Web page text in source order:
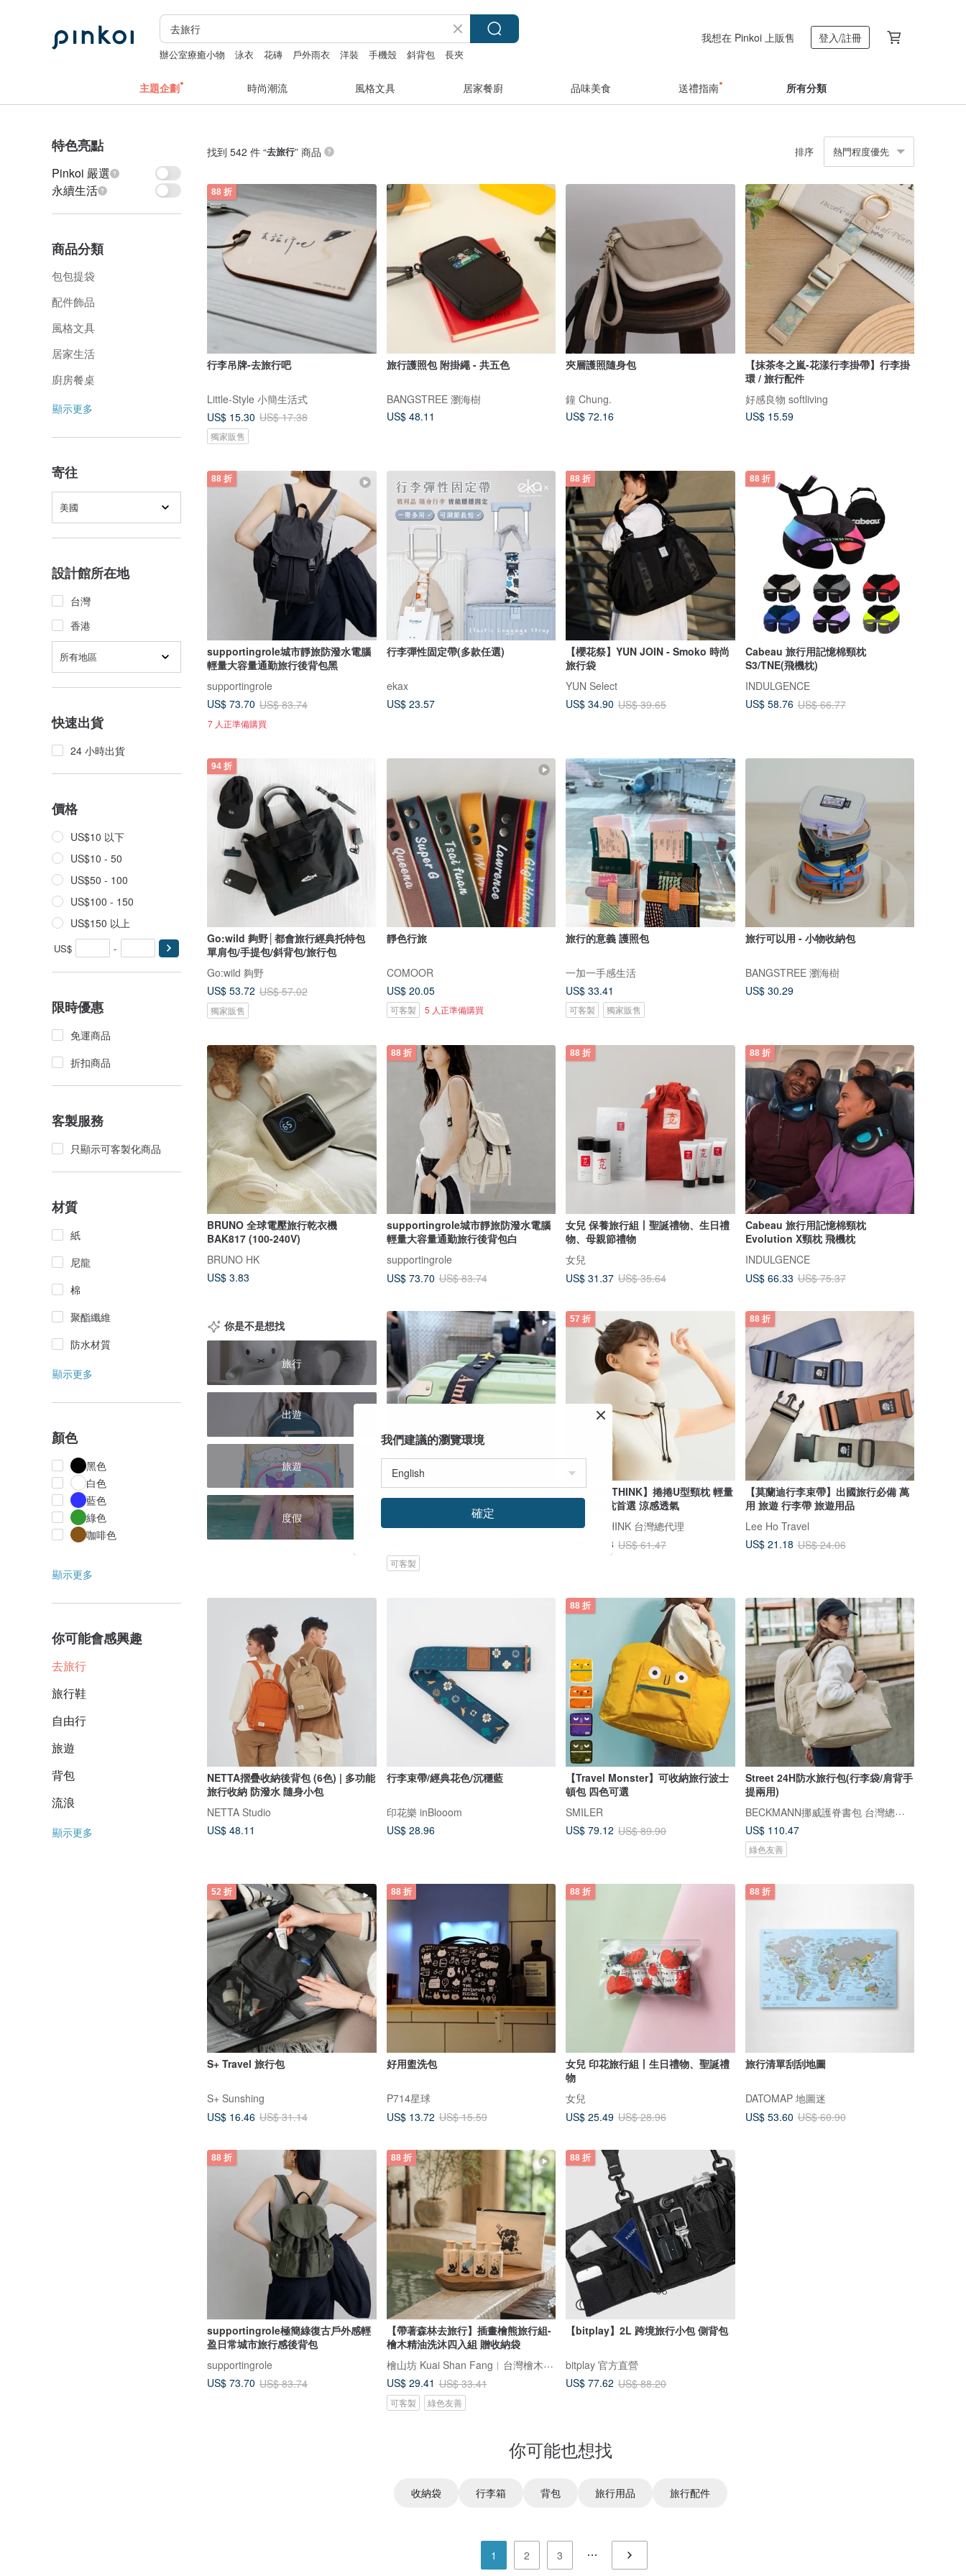
辦公室療癒小物 泳衣 花磚 戶外雨衣 洋裝 手機殼 斜背包 長夾
我想在 Pinkoi 上販售 登入/註冊
主題企劃 時尚潮流 風格文具 居家餐廚 品味美食 送禮指南 所有分類
特色亮點
Pinkoi 嚴選
永續生活
商品分類
包包提袋
配件飾品
風格文具
居家生活
廚房餐桌
顯示更多
寄往
美國
設計館所在地
台灣
香港
所有地區
快速出貨
24 小時出貨
價格
US$10 以下
US$10 - 50
US$50 - 100
US$100 - 150
US$150 以上
US$ -
限時優惠
免運商品
折扣商品
客製服務
只顯示可客製化商品
材質
紙
尼龍
棉
聚酯纖維
防水材質
顯示更多
顏色
黑色
白色
藍色
綠色
咖啡色
顯示更多
你可能會感興趣
去旅行
旅行鞋
自由行
旅遊
背包
流浪
顯示更多
找到 542 件 “去旅行” 商品 排序 熱門程度優先
88 折
行李吊牌-去旅行吧
Little-Style 小簡生活式
US$ 15.30 US$ 17.38
獨家販售
旅行護照包 附掛繩 - 共五色
BANGSTREE 瀏海樹
US$ 48.11
夾層護照隨身包
鐘 Chung.
US$ 72.16
【抹茶冬之嵐-花漾行李掛帶】行李掛
環 / 旅行配件
好感良物 softliving
US$ 15.59
88 折
supportingrole城市靜旅防潑水電腦
輕量大容量通勤旅行後背包黑
supportingrole
US$ 73.70 US$ 83.74
7 人正準備購買
行李彈性固定帶(多款任選)
ekax
US$ 23.57
88 折
【櫻花祭】YUN JOIN - Smoko 時尚
旅行袋
YUN Select
US$ 34.90 US$ 39.65
88 折
Cabeau 旅行用記憶棉頸枕
S3/TNE(飛機枕)
INDULGENCE
US$ 58.76 US$ 66.77
94 折
Go:wild 夠野│都會旅行經典托特包
單肩包/手提包/斜背包/旅行包
Go:wild 夠野
US$ 53.72 US$ 57.02
獨家販售
靜色行旅
COMOOR
US$ 20.05
可客製 5 人正準備購買
旅行的意義 護照包
一加一手感生活
US$ 33.41
可客製 獨家販售
旅行可以用 - 小物收納包
BANGSTREE 瀏海樹
US$ 30.29
BRUNO 全球電壓旅行乾衣機
BAK817 (100-240V)
BRUNO HK
US$ 3.83
88 折
supportingrole城市靜旅防潑水電腦
輕量大容量通勤旅行後背包白
supportingrole
US$ 73.70 US$ 83.74
88 折
女兒 保養旅行組丨聖誕禮物、生日禮
物、母親節禮物
女兒
US$ 31.37 US$ 35.64
88 折
Cabeau 旅行用記憶棉頸枕
Evolution X頸枕 飛機枕
INDULGENCE
US$ 66.33 US$ 75.37
你是不是想找
旅行
出遊
旅遊
度假
客製化刺繡行李飄帶/旅行行李吊牌
ooh!JOHN
可客製
57 折
【EVERY THINK】捲捲U型頸枕 輕量
美型旅行枕首選 涼感透氣
EVERY THINK 台灣總代理
US$ 35.63 US$ 61.47
88 折
【莫蘭迪行李束帶】出國旅行必備 萬
用 旅遊 行李帶 旅遊用品
Lee Ho Travel
US$ 21.18 US$ 24.06
NETTA摺疊收納後背包 (6色) | 多功能
旅行收納 防潑水 隨身小包
NETTA Studio
US$ 48.11
行李束帶/經典花色/沉穩藍
印花樂 inBlooom
US$ 28.96
88 折
【Travel Monster】可收納旅行波士
頓包 四色可選
SMILER
US$ 79.12 US$ 89.90
Street 24H防水旅行包(行李袋/肩背手
提兩用)
BECKMANN挪威護脊書包 台灣總代理
US$ 110.47
綠色友善
52 折
S+ Travel 旅行包
S+ Sunshing
US$ 16.46 US$ 31.14
88 折
好用盥洗包
P714星球
US$ 13.72 US$ 15.59
88 折
女兒 印花旅行組丨生日禮物、聖誕禮
物
女兒
US$ 25.49 US$ 28.96
88 折
旅行清單刮刮地圖
DATOMAP 地圖迷
US$ 53.60 US$ 60.90
88 折
supportingrole極簡綠復古戶外感輕
盈日常城市旅行感後背包
supportingrole
US$ 73.70 US$ 83.74
88 折
【帶著森林去旅行】插畫檜熊旅行組-
檜木精油洗沐四入組 贈收納袋
檜山坊 Kuai Shan Fang︱台灣檜木香氛領導品牌，療癒森林
US$ 29.41 US$ 33.41
可客製 綠色友善
88 折
【bitplay】2L 跨境旅行小包 側背包
bitplay 官方直營
US$ 77.62 US$ 88.20
你可能也想找
收納袋 行李箱 背包 旅行用品 旅行配件
1 2 3
我們建議的瀏覽環境
確定